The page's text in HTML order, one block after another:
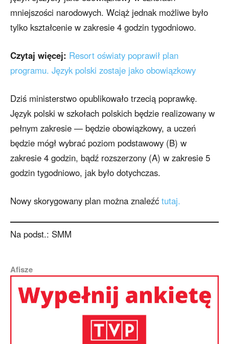
mniejszości narodowych. Wciąż jednak możliwe było
tylko kształcenie w zakresie 4 godzin tygodniowo.
Czytaj więcej: Resort oświaty poprawił plan
programu. Język polski zostaje jako obowiązkowy
Dziś ministerstwo opublikowało trzecią poprawkę.
Język polski w szkołach polskich będzie realizowany w
pełnym zakresie — będzie obowiązkowy, a uczeń
będzie mógł wybrać poziom podstawowy (B) w
zakresie 4 godzin, bądź rozszerzony (A) w zakresie 5
godzin tygodniowo, jak było dotychczas.
Nowy skorygowany plan można znaleźć tutaj.
Na podst.: SMM
Afisze